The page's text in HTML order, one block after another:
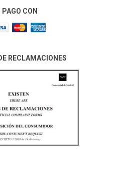
PAGO CON
RECLAMACIONES